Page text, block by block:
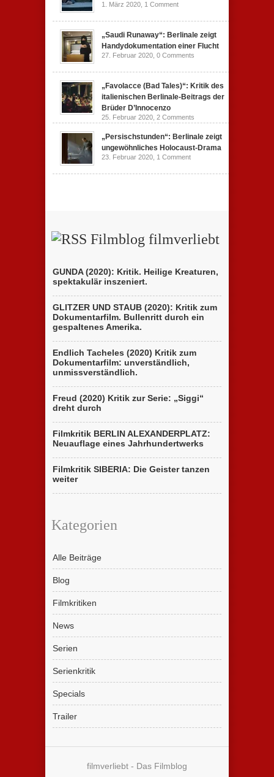
1. März 2020, 1 Comment
„Saudi Runaway“: Berlinale zeigt
Handydokumentation einer Flucht
27. Februar 2020, 0 Comments
„Favolacce (Bad Tales)“: Kritik des
italienischen Berlinale-Beitrags der
Brüder D’Innocenzo
25. Februar 2020, 2 Comments
„Persischstunden“: Berlinale zeigt
ungewöhnliches Holocaust-Drama
23. Februar 2020, 1 Comment
Filmblog filmverliebt
GUNDA (2020): Kritik. Heilige Kreaturen,
spektakulär inszeniert.
GLITZER UND STAUB (2020): Kritik zum
Dokumentarfilm. Bullenritt durch ein
gespaltenes Amerika.
Endlich Tacheles (2020) Kritik zum
Dokumentarfilm: unverständlich,
unmissverständlich.
Freud (2020) Kritik zur Serie: „Siggi“
dreht durch
Filmkritik BERLIN ALEXANDERPLATZ:
Neuauflage eines Jahrhundertwerks
Filmkritik SIBERIA: Die Geister tanzen
weiter
Kategorien
Alle Beiträge
Blog
Filmkritiken
News
Serien
Serienkritik
Specials
Trailer
filmverliebt - Das Filmblog